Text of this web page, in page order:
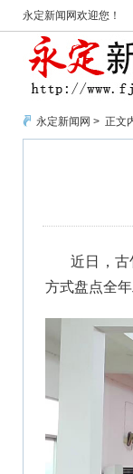
永定新闻网欢迎您！
永定新闻网 > 正文
近日，古
方式盘点全